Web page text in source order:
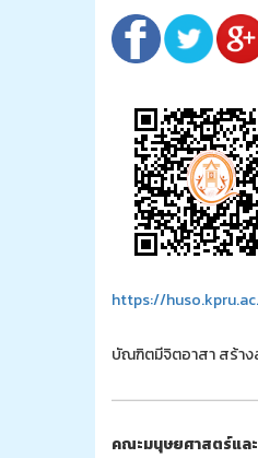
https://
บัณฑิตมีจิตอาสา สร้า
คณะมนุษยศาสตร์แล